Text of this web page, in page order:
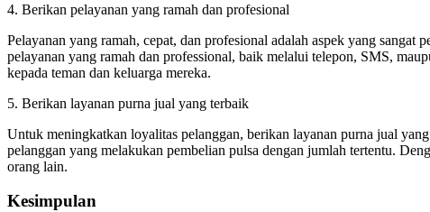
4. Berikan pelayanan yang ramah dan profesional
Pelayanan yang ramah, cepat, dan profesional adalah aspek yang
pelayanan yang ramah dan professional, baik melalui telepon, SMS,
kepada teman dan keluarga mereka.
5. Berikan layanan purna jual yang terbaik
Untuk meningkatkan loyalitas pelanggan, berikan layanan purna jual
pelanggan yang melakukan pembelian pulsa dengan jumlah tertentu.
orang lain.
Kesimpulan